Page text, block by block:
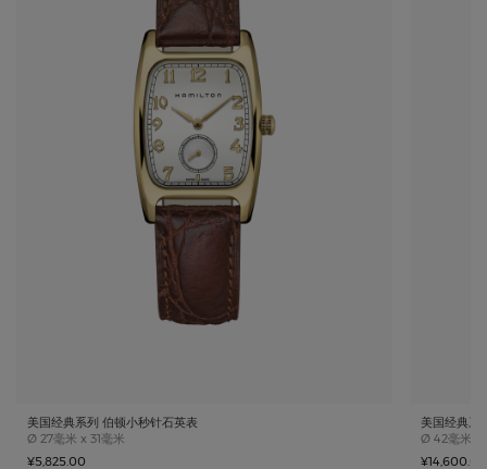
美国经典系列 伯顿小秒针石英表
Ø Case size
27毫米 x 31毫米
¥5,825.00
美国经典系
Ø Case size
42毫米
¥14,600.00